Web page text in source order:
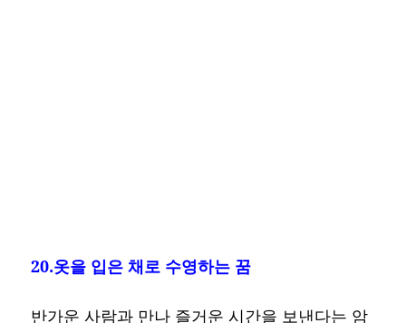
20.옷을 입은 채로 수영하는 꿈
반가운 사람과 만나 즐거운 시간을 보낸다는 암